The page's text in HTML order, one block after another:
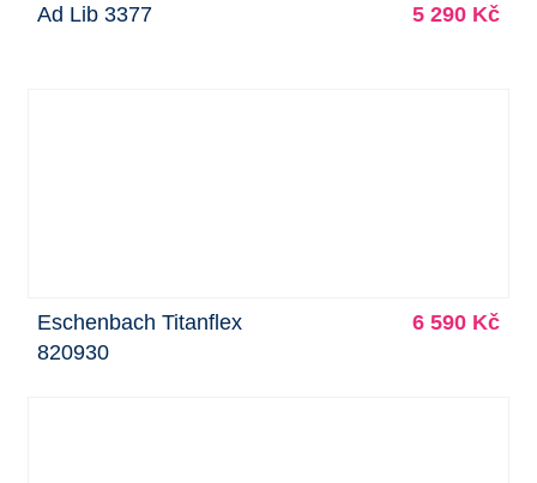
Ad Lib 3377 5 290 Kč
Eschenbach Titanflex
820930
6 590 Kč